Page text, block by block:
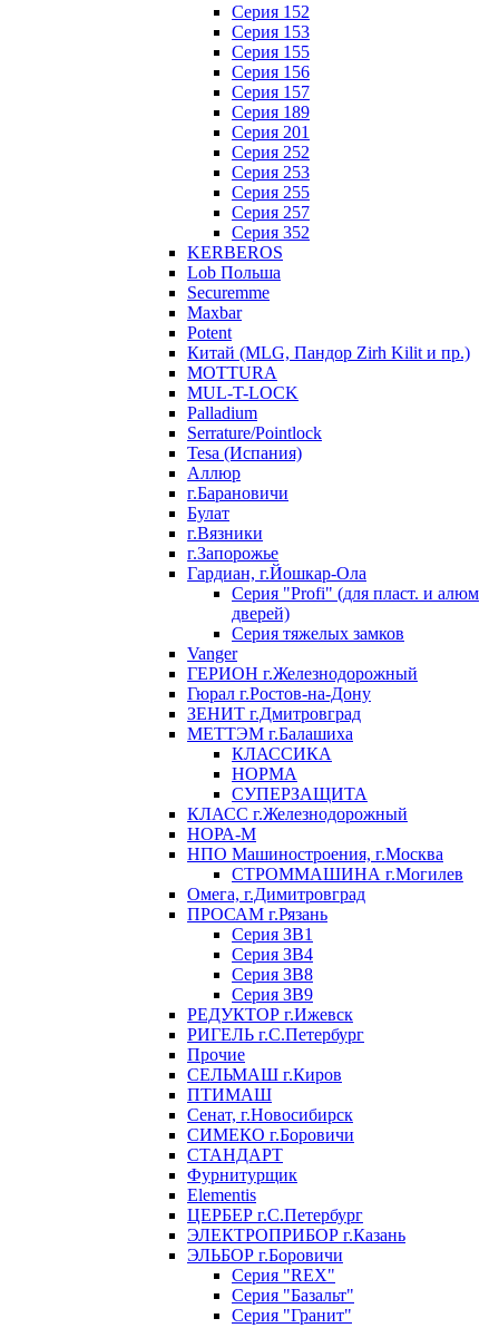
Серия 152
Серия 153
Серия 155
Серия 156
Серия 157
Серия 189
Серия 201
Серия 252
Серия 253
Серия 255
Серия 257
Серия 352
KERBEROS
Lob Польша
Securemme
Maxbar
Potent
Китай (MLG, Пандор Zirh Kilit и пр.)
MOTTURA
MUL-T-LOCK
Palladium
Serrature/Pointlock
Tesa (Испания)
Аллюр
г.Барановичи
Булат
г.Вязники
г.Запорожье
Гардиан, г.Йошкар-Ола
Серия "Profi" (для пласт. и алюм
дверей)
Серия тяжелых замков
Vanger
ГЕРИОН г.Железнодорожный
Гюрал г.Ростов-на-Дону
ЗЕНИТ г.Дмитровград
МЕТТЭМ г.Балашиха
КЛАССИКА
НОРМА
СУПЕРЗАЩИТА
КЛАСС г.Железнодорожный
НОРА-М
НПО Машиностроения, г.Москва
СТРОММАШИНА г.Могилев
Омега, г.Димитровград
ПРОСАМ г.Рязань
Серия ЗВ1
Серия ЗВ4
Серия ЗВ8
Серия ЗВ9
РЕДУКТОР г.Ижевск
РИГЕЛЬ г.С.Петербург
Прочие
СЕЛЬМАШ г.Киров
ПТИМАШ
Сенат, г.Новосибирск
СИМЕКО г.Боровичи
СТАНДАРТ
Фурнитурщик
Elementis
ЦЕРБЕР г.С.Петербург
ЭЛЕКТРОПРИБОР г.Казань
ЭЛЬБОР г.Боровичи
Серия "REX"
Серия "Базальт"
Серия "Гранит"